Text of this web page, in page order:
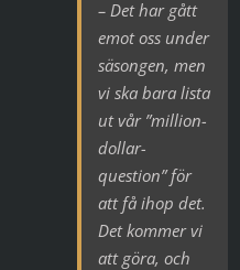
– Det har gått
emot oss under
säsongen, men
vi ska bara lista
ut vår ”million-
dollar-
question” för
att få ihop det.
Det kommer vi
att göra, och